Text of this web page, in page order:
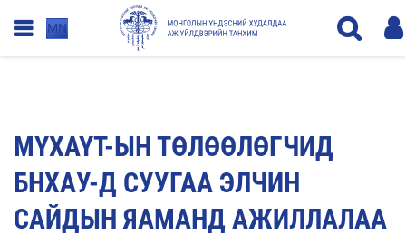
MN
МҮХАҮТ-ЫН ТӨЛӨӨЛӨГЧИД
БНХАУ-Д СУУГАА ЭЛЧИН
САЙДЫН ЯАМАНД АЖИЛЛАЛАА